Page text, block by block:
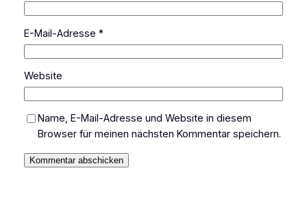
E-Mail-Adresse *
Website
Name, E-Mail-Adresse und Website in diesem
Browser für meinen nächsten Kommentar speichern.